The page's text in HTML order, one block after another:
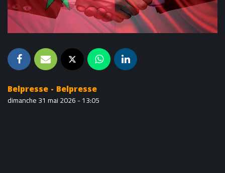
Belpresse - Belpresse
dimanche 31 mai 2026 - 13:05